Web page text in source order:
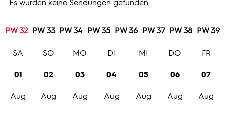
Programm
Trailer
Es wurden keine Sendungen gefunden
PW 32 PW 33 PW 34 PW 35 PW 36 PW 37 PW 38 PW 39
01
Aug
SA
02
Aug
SO
03
Aug
MO
04
Aug
DI
05
Aug
MI
06
Aug
DO
07
Aug
FR